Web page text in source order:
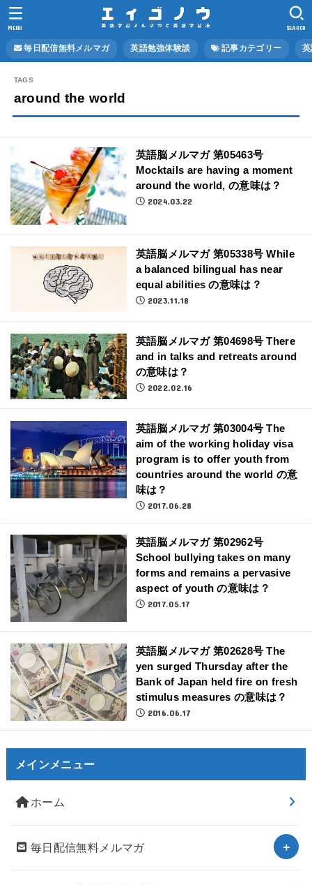
毎日配信無料メルマガ 英語勉強体験談 記事カテゴリー
SEARCH
MENU
around the world
英語脳メルマガ 第05463号
Mocktails are having a moment
around the world, の意味は？
2024.03.22
英語脳メルマガ 第05338号 While
a balanced bilingual has near
equal abilities の意味は？
2023.11.18
英語脳メルマガ 第04698号 There
and in talks and retreats around
の意味は？
2022.02.16
英語脳メルマガ 第03004号 The
aim of the working holiday visa
program is to offer youth from
countries around the world の意
味は？
2017.06.28
英語脳メルマガ 第02962号
School bullying takes on many
forms and remains a pervasive
aspect of youth の意味は？
2017.05.17
英語脳メルマガ 第02628号 The
yen surged Thursday after the
Bank of Japan held fire on fresh
stimulus measures の意味は？
2016.06.17
メインメニュー
ホーム
毎日配信無料メルマガ